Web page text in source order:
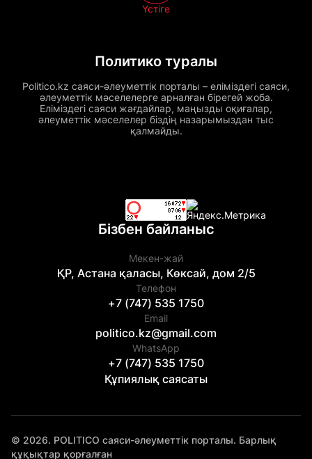
Политико туралы
Politico.kz саяси-әлеуметтік порталы – еліміздегі саяси,
әлеуметтік мәселелерге арналған бірегей жоба.
Еліміздегі саяси жағдайлар, маңызды оқиғалар,
әлеуметтік мәселелер біздің назарымыздан тыс
қалмайды.
Үстіге
Бізбен байланыс
Мекен-жай
ҚР, Астана қаласы, Көксай, дом 2/5
Телефон
+7 (747) 535 1750
Email
politico.kz@gmail.com
WhatsApp
+7 (747) 535 1750
Құпиялық саясаты
© 2026. POLITICO саяси-әлеуметтік порталы. Барлық
құқықтар қорғалған